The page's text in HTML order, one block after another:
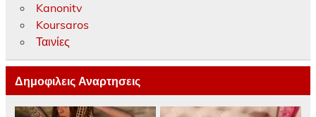
Kanonitv
Koursaros
Ταινίες
Δημοφιλεις Αναρτησεις